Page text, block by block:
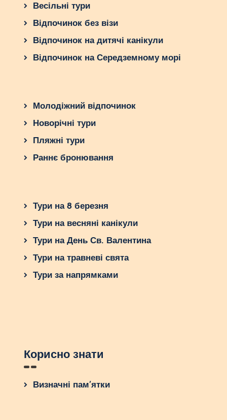
Весільні тури
Відпочинок без візи
Відпочинок на дитячі канікули
Відпочинок на Середземному морі
Молодіжний відпочинок
Новорічні тури
Пляжні тури
Раннє бронювання
Тури на 8 березня
Тури на весняні канікули
Тури на День Св. Валентина
Тури на травневі свята
Тури за напрямками
Корисно знати
Визначні пам’ятки